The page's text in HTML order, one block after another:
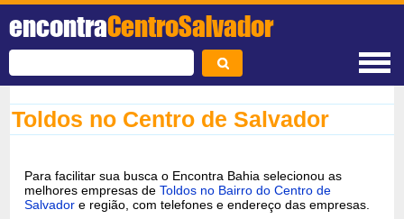
encontraCentroSalvador
Toldos no Centro de Salvador
Para facilitar sua busca o Encontra Bahia selecionou as
melhores empresas deToldos no Bairro do Centro de
Salvador e região, com telefones e endereço das empresas.